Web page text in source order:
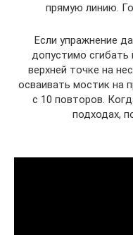
прямую линию.
Если упражнение
допустимо сгибать
верхней точке на
осваивать мостик на
с 10 повторов.
подходах,